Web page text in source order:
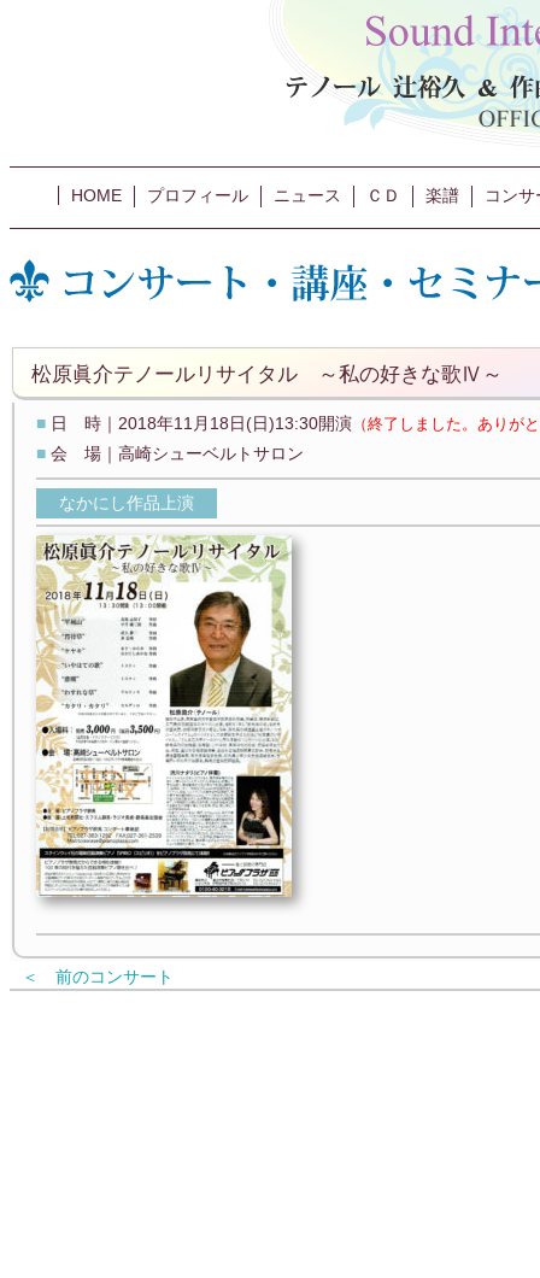
HOME プロフィール ニュース ＣＤ 楽譜 コン
松原眞介テノールリサイタル ～私の好きな歌Ⅳ～
■ 日 時｜2018年11月18日(日)13:30開演 （終了しました。ありが
■ 会 場｜高崎シューベルトサロン
なかにし作品上演
＜ 前のコンサート